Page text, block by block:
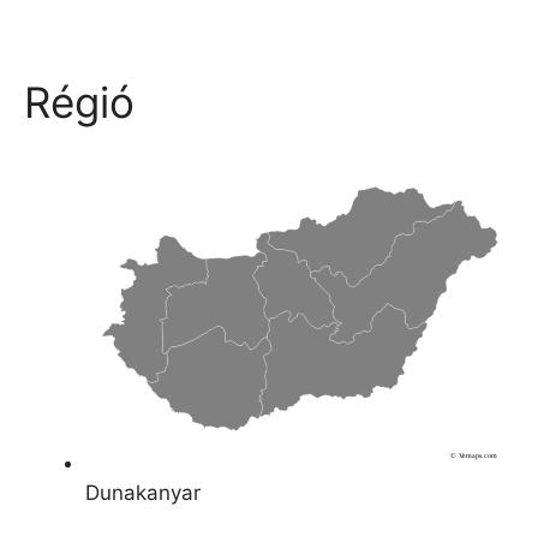
Régió
© Vemaps.com
Dunakanyar